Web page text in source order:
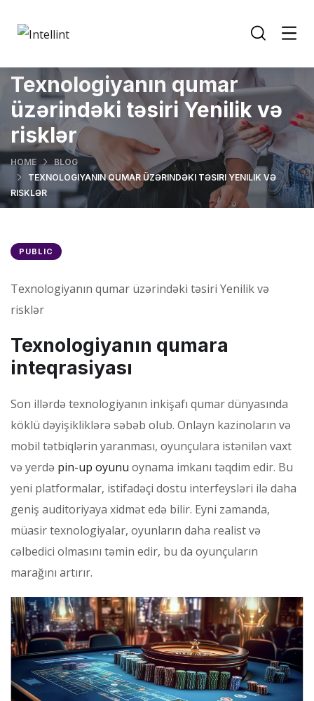
Texnologiyanın qumar
üzərindəki təsiri Yenilik və
risklər
HOME
BLOG
TEXNOLOGIYANIN QUMAR ÜZƏRINDƏKI TƏSIRI YENILIK VƏ
RISKLƏR
PUBLIC
Texnologiyanın qumar üzərindəki təsiri Yenilik və
risklər
Texnologiyanın qumara
inteqrasiyası
Son illərdə texnologiyanın inkişafı qumar dünyasında
köklü dəyişikliklərə səbəb olub. Onlayn kazinoların və
mobil tətbiqlərin yaranması, oyunçulara istənilən vaxt
və yerdə pin-up oyunu oynama imkanı təqdim edir. Bu
yeni platformalar, istifadəçi dostu interfeysləri ilə daha
geniş auditoriyaya xidmət edə bilir. Eyni zamanda,
müasir texnologiyalar, oyunların daha realist və
cəlbedici olmasını təmin edir, bu da oyunçuların
marağını artırır.